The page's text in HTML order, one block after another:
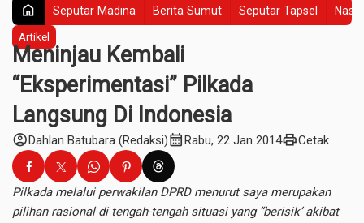
home Seputar Madina Berita Sumut Seputar Tapsel
Artikel
Meninjau Kembali
“Eksperimentasi” Pilkada
Langsung Di Indonesia
account_circleDahlan Batubara (Redaksi)calendar_monthRabu, 22 Jan 2014printCetak
Pilkada melalui perwakilan DPRD menurut saya merupakan
pilihan rasional di tengah-tengah situasi yang ”berisik’ akibat